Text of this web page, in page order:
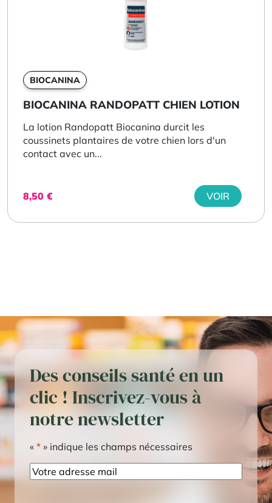
BIOCANINA
BIOCANINA RANDOPATT CHIEN LOTION
La lotion Randopatt Biocanina durcit les
coussinets plantaires de votre chien lors d'un
contact avec un...
8,50 € VOIR
Des conseils santé en un
clic ! Inscrivez-vous à
notre newsletter
« * » indique les champs nécessaires
E-
mail